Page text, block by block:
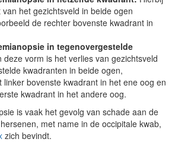
het gezichtsveld in beide ogen
de rechter bovenste kwadrant in
in tegenovergestelde
deze vorm is het verlies van gezichtsveld
kwadranten in beide ogen,
linker bovenste kwadrant in het ene oog en
kwadrant in het andere oog.
is vaak het gevolg van schade aan de
met name in de occipitale kwab,
zich bevindt.